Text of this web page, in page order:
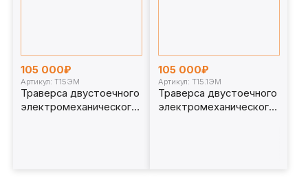
105 000₽
Артикул: Т15ЭМ
Траверса двустоечного
электромеханического
105 000₽
Артикул: Т15.1ЭМ
Траверса двустоечного
электромеханического